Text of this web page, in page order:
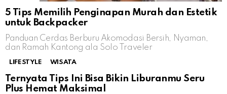
5 Tips Memilih Penginapan Murah dan Estetik
untuk Backpacker
Panduan Cerdas Berburu Akomodasi Bersih, Nyaman,
dan Ramah Kantong ala Solo Traveler
LIFESTYLE WISATA
Ternyata Tips Ini Bisa Bikin Liburanmu Seru
Plus Hemat Maksimal